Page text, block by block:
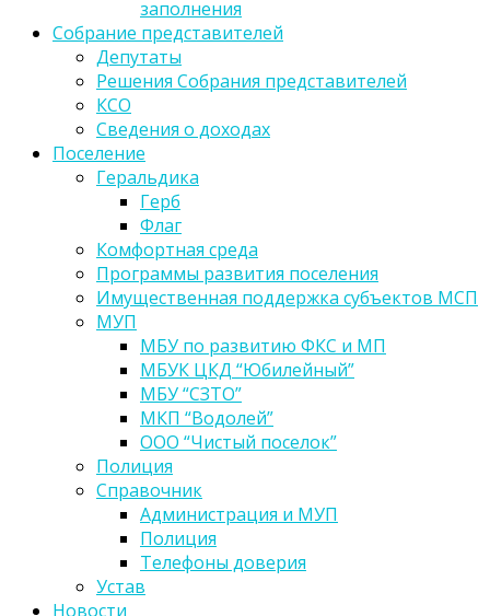
заполнения
Собрание представителей
Депутаты
Решения Собрания представителей
КСО
Сведения о доходах
Поселение
Геральдика
Герб
Флаг
Комфортная среда
Программы развития поселения
Имущественная поддержка субъектов МСП
МУП
МБУ по развитию ФКС и МП
МБУК ЦКД “Юбилейный”
МБУ “СЗТО”
МКП “Водолей”
ООО “Чистый поселок”
Полиция
Справочник
Администрация и МУП
Полиция
Телефоны доверия
Устав
Новости